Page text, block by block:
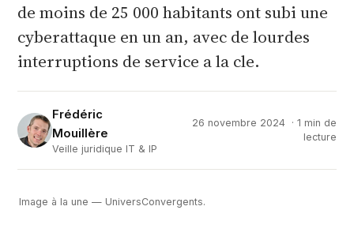
de moins de 25 000 habitants ont subi une
cyberattaque en un an, avec de lourdes
interruptions de service a la cle.
Frédéric
Mouillère
Veille juridique IT & IP
26 novembre 2024 · 1 min de
lecture
Image à la une — UniversConvergents.